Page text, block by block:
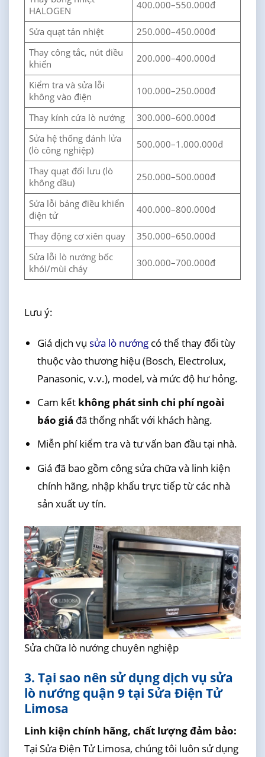
HALOGEN
400.000–550.000đ
Sửa quạt tản nhiệt
250.000–450.000đ
Thay công tắc, nút điều
khiển
200.000–400.000đ
Kiểm tra và sửa lỗi
không vào điện
100.000–250.000đ
Thay kính cửa lò nướng
300.000–600.000đ
Sửa hệ thống đánh lửa
(lò công nghiệp)
500.000–1.000.000đ
Thay quạt đối lưu (lò
không dầu)
250.000–500.000đ
Sửa lỗi bảng điều khiển
điện tử
400.000–800.000đ
Thay động cơ xiên quay
350.000–650.000đ
Sửa lỗi lò nướng bốc
khói/mùi cháy
300.000–700.000đ
Lưu ý:
Giá dịch vụ sửa lò nướngcó thể thay đổi tùy
thuộc vào thương hiệu (Bosch, Electrolux,
Panasonic, v.v.), model, và mức độ hư hỏng.
Cam kết không phát sinh chi phí ngoài
báo giá đã thống nhất với khách hàng.
Miễn phí kiểm tra và tư vấn ban đầu tại nhà.
Giá đã bao gồm công sửa chữa và linh kiện
chính hãng, nhập khẩu trực tiếp từ các nhà
sản xuất uy tín.
Sửa chữa lò nướng chuyên nghiệp
3. Tại sao nên sử dụng dịch vụ sửa
lò nướng quận 9 tại Sửa Điện Tử
Limosa
Linh kiện chính hãng, chất lượng đảm bảo:
Tại Sửa Điện Tử Limosa, chúng tôi luôn sử dụng